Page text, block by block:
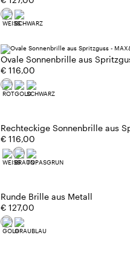
Ovale Sonnenbrille aus
€ 116,00
Rechteckige Sonnenbrille aus
€ 116,00
Runde Brille aus Metall
€ 127,00